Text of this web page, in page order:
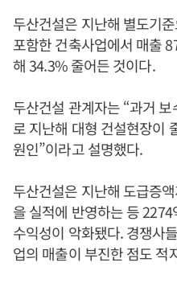
두산건설은 지난해 별도기
포함한 건축사업에서 매출
해 34.3% 줄어든 것이다.
두산건설 관계자는 “과거
로 지난해 대형 건설현장이
원인”이라고 설명했다.
두산건설은 지난해 도급증
을 실적에 반영하는 등
수익성이 악화됐다. 경쟁사
업의 매출이 부진한 점도 적